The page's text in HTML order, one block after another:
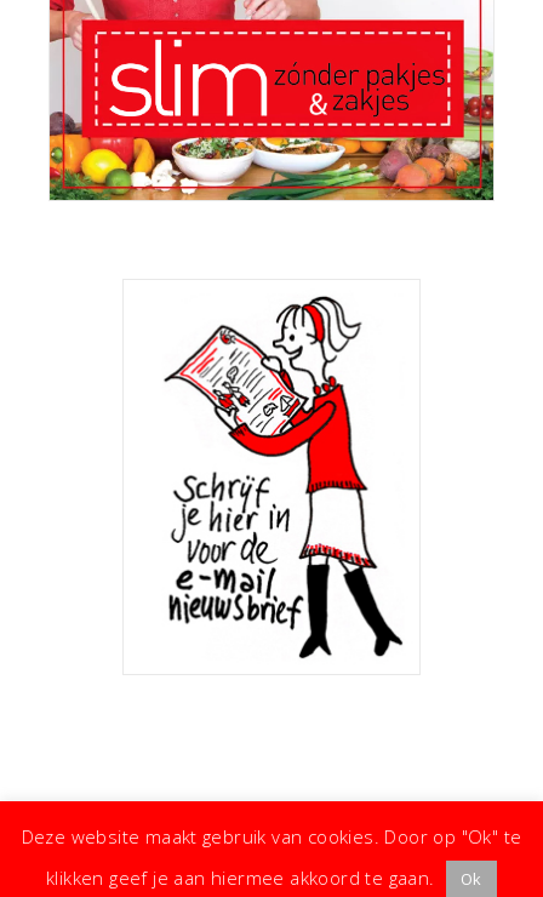
Deze website maakt gebruik van cookies. Door op "Ok" te
klikken geef je aan hiermee akkoord te gaan.
Ok